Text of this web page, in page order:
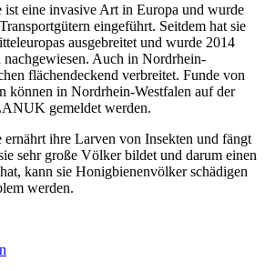
ist eine invasive Art in Europa und wurde
eingeführt. Seitdem hat sie
ausgebreitet und wurde 2014
nachgewiesen. Auch in Nordrhein-
flächendeckend verbreitet. Funde von
können in Nordrhein-Westfalen auf der
gemeldet werden.
ihre Larven von Insekten und fängt
sehr große Völker bildet und darum einen
kann sie Honigbienenvölker schädigen
werden.